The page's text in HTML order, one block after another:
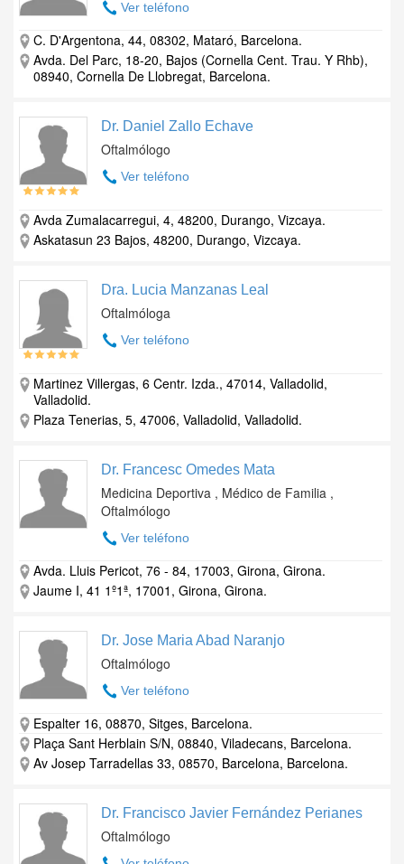
Ver teléfono
C. D'Argentona, 44, 08302, Mataró, Barcelona.
Avda. Del Parc, 18-20, Bajos (Cornella Cent. Trau. Y Rhb),
08940, Cornella De Llobregat, Barcelona.
Dr. Daniel Zallo Echave
Oftalmólogo
Ver teléfono
Avda Zumalacarregui, 4, 48200, Durango, Vizcaya.
Askatasun 23 Bajos, 48200, Durango, Vizcaya.
Dra. Lucia Manzanas Leal
Oftalmóloga
Ver teléfono
Martinez Villergas, 6 Centr. Izda., 47014, Valladolid,
Valladolid.
Plaza Tenerias, 5, 47006, Valladolid, Valladolid.
Dr. Francesc Omedes Mata
Medicina Deportiva , Médico de Familia ,
Oftalmólogo
Ver teléfono
Avda. Lluis Pericot, 76 - 84, 17003, Girona, Girona.
Jaume I, 41 1º1ª, 17001, Girona, Girona.
Dr. Jose Maria Abad Naranjo
Oftalmólogo
Ver teléfono
Espalter 16, 08870, Sitges, Barcelona.
Plaça Sant Herblain S/N, 08840, Viladecans, Barcelona.
Av Josep Tarradellas 33, 08570, Barcelona, Barcelona.
Dr. Francisco Javier Fernández Perianes
Oftalmólogo